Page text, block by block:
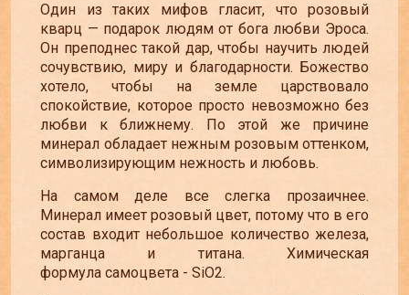
Один из таких мифов гласит, что розовый
кварц — подарок людям от бога любви Эроса.
Он преподнес такой дар, чтобы научить людей
сочувствию, миру и благодарности. Божество
хотело, чтобы на земле царствовало
спокойствие, которое просто невозможно без
любви к ближнему. По этой же причине
минерал обладает нежным розовым оттенком,
символизирующим нежность и любовь.
На самом деле все слегка прозаичнее.
Минерал имеет розовый цвет, потому что в его
состав входит небольшое количество железа,
марганца и титана. Химическая
формула самоцвета - SiO2.